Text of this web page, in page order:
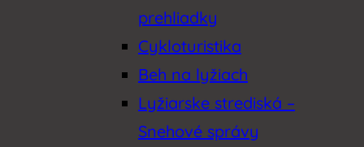
prehliadky
Cykloturistika
Beh na lyžiach
Lyžiarske strediská –
Snehové správy